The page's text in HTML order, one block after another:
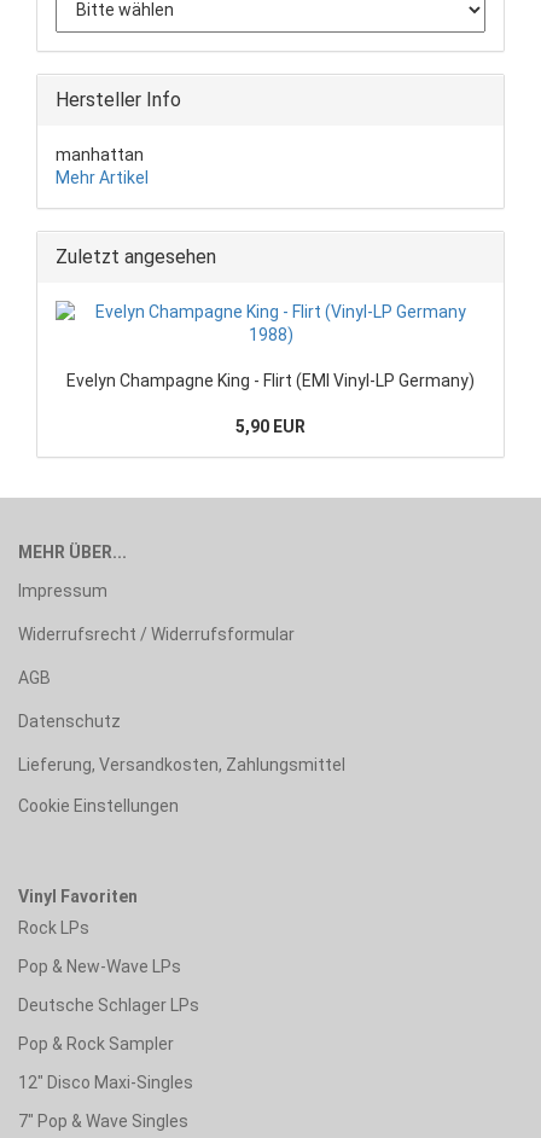
Hersteller Info
manhattan
Mehr Artikel
Zuletzt angesehen
Evelyn Champagne King - Flirt (EMI Vinyl-LP Germany)
5,90 EUR
MEHR ÜBER...
Impressum
Widerrufsrecht / Widerrufsformular
AGB
Datenschutz
Lieferung, Versandkosten, Zahlungsmittel
Cookie Einstellungen
Vinyl Favoriten
Rock LPs
Pop & New-Wave LPs
Deutsche Schlager LPs
Pop & Rock Sampler
12" Disco Maxi-Singles
7" Pop & Wave Singles